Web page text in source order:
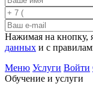
Нажимая на кнопку,
данных и с
Меню Услуги Войти
Обучение и услуги